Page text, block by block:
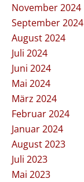
November 2024
September 2024
August 2024
Juli 2024
Juni 2024
Mai 2024
März 2024
Februar 2024
Januar 2024
August 2023
Juli 2023
Mai 2023